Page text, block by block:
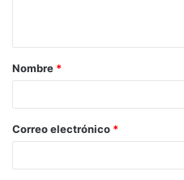
a
r
*
Nombre *
Correo electrónico *